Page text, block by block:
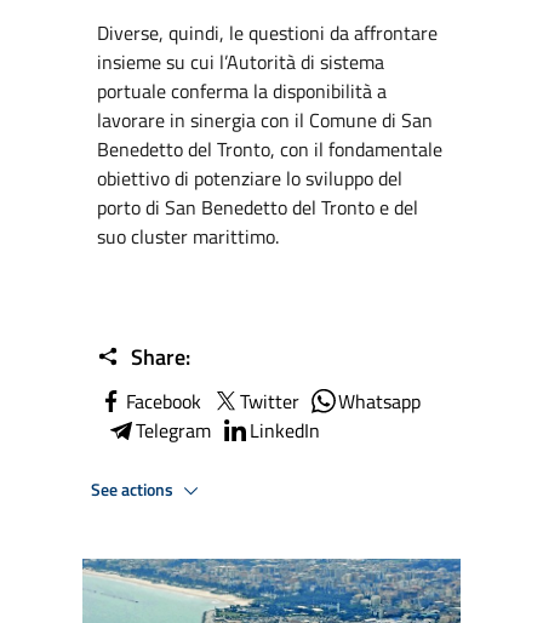
Diverse, quindi, le questioni da affrontare
insieme su cui l’Autorità di sistema
portuale conferma la disponibilità a
lavorare in sinergia con il Comune di San
Benedetto del Tronto, con il fondamentale
obiettivo di potenziare lo sviluppo del
porto di San Benedetto del Tronto e del
suo cluster marittimo.
Share:
Facebook Twitter
Whatsapp
Telegram
LinkedIn
See actions